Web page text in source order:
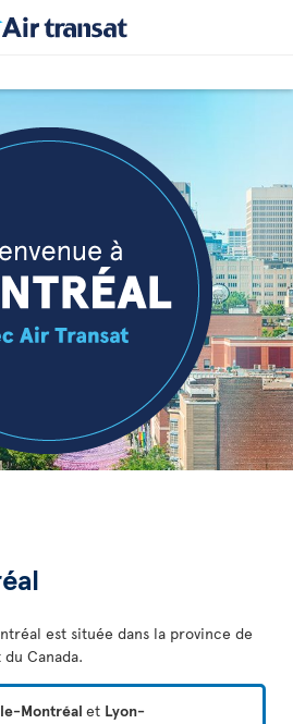
est située dans la province de
Canada.
Montréal et Lyon-